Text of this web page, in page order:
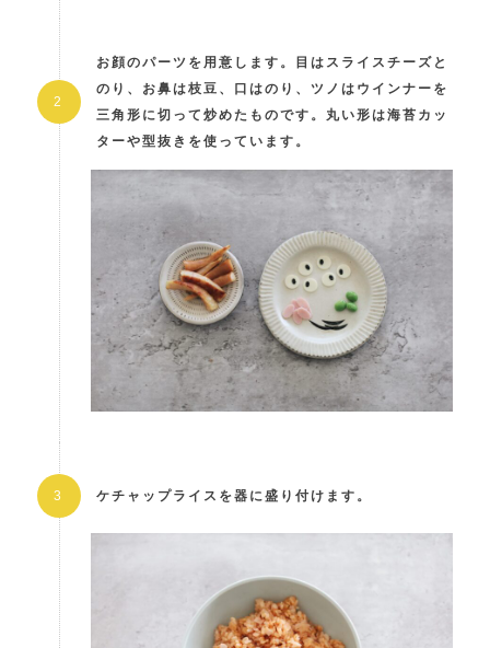
お顔のパーツを用意します。目はスライスチーズと
のり、お鼻は枝豆、口はのり、ツノはウインナーを
三角形に切って炒めたものです。丸い形は海苔カッ
ターや型抜きを使っています。
ケチャップライスを器に盛り付けます。